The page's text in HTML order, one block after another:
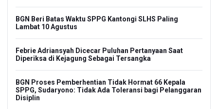
BGN Beri Batas Waktu SPPG Kantongi SLHS Paling
Lambat 10 Agustus
Febrie Adriansyah Dicecar Puluhan Pertanyaan Saat
Diperiksa di Kejagung Sebagai Tersangka
BGN Proses Pemberhentian Tidak Hormat 66 Kepala
SPPG, Sudaryono: Tidak Ada Toleransi bagi Pelanggaran
Disiplin